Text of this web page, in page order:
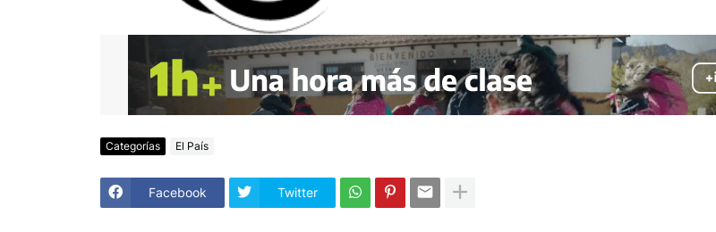
Categorías El País
Facebook Twitter